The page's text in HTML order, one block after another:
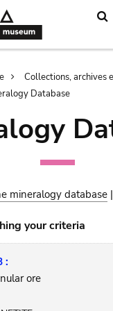
Collections, archives
Database
mineralogy database |
your criteria
:
ore